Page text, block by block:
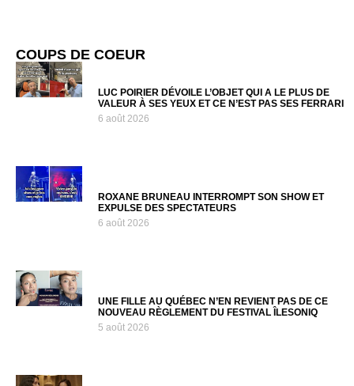
COUPS DE COEUR
LUC POIRIER DÉVOILE L’OBJET QUI A LE PLUS DE
VALEUR À SES YEUX ET CE N’EST PAS SES FERRARI
6 août 2026
ROXANE BRUNEAU INTERROMPT SON SHOW ET
EXPULSE DES SPECTATEURS
6 août 2026
UNE FILLE AU QUÉBEC N’EN REVIENT PAS DE CE
NOUVEAU RÈGLEMENT DU FESTIVAL ÎLESONIQ
5 août 2026